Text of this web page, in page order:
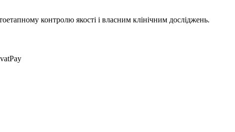
контролю якості і власним клінічним досліджень.